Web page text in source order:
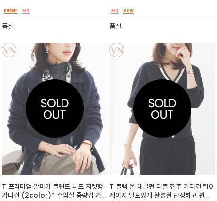
는 이너와 함께 카디건으로도 착용이 가능 어부
바로도 이쁘고 가을겨울봄까지 유용한 세련되고
이쁜 아이템
품절
투웨이 디자인 / 활용도 만점 분위기 만점~
품절
T 프리미엄 알파카 블랜드 니트 자켓형
가디건 (2color)* 수입실 중량감 가득
T 블랙 울 레글런 더블 진주 가디건 *10
게이지 밀도있게 완성된 단정하고 편안